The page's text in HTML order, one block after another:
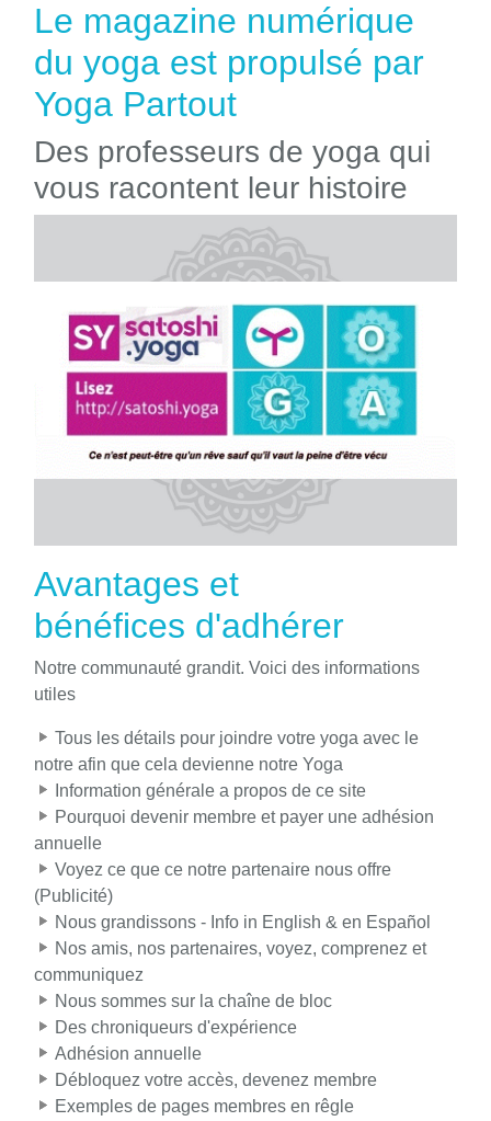
Le magazine numérique
du yoga est propulsé par
Yoga Partout
Des professeurs de yoga qui
vous racontent leur histoire
Avantages et
bénéfices d'adhérer
Notre communauté grandit. Voici des informations
utiles
Tous les détails pour joindre votre yoga avec le
notre afin que cela devienne notre Yoga
Information générale a propos de ce site
Pourquoi devenir membre et payer une adhésion
annuelle
Voyez ce que ce notre partenaire nous offre
(Publicité)
Nous grandissons - Info in English & en Español
Nos amis, nos partenaires, voyez, comprenez et
communiquez
Nous sommes sur la chaîne de bloc
Des chroniqueurs d'expérience
Adhésion annuelle
Débloquez votre accès, devenez membre
Exemples de pages membres en rêgle